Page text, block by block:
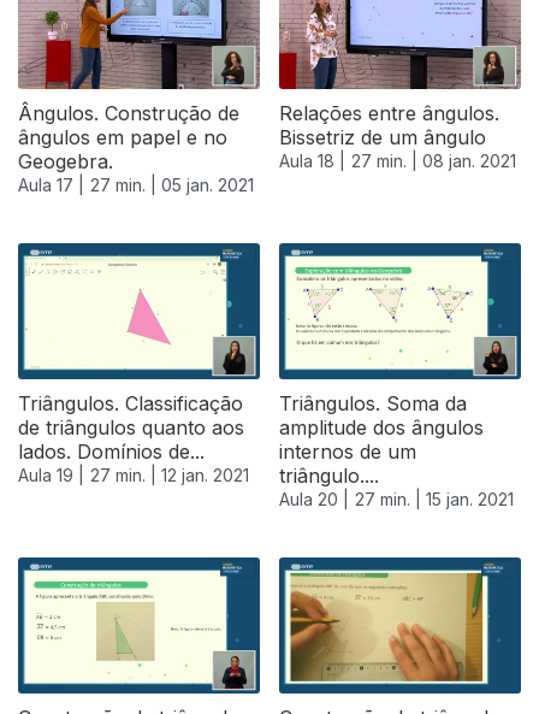
Ângulos. Construção de
ângulos em papel e no
Geogebra.
Aula 17 | 27 min. | 05 jan. 2021
Relações entre ângulos.
Bissetriz de um ângulo
Aula 18 | 27 min. | 08 jan. 2021
Triângulos. Classificação
de triângulos quanto aos
lados. Domínios de...
Aula 19 | 27 min. | 12 jan. 2021
Triângulos. Soma da
amplitude dos ângulos
internos de um
triângulo....
Aula 20 | 27 min. | 15 jan. 2021